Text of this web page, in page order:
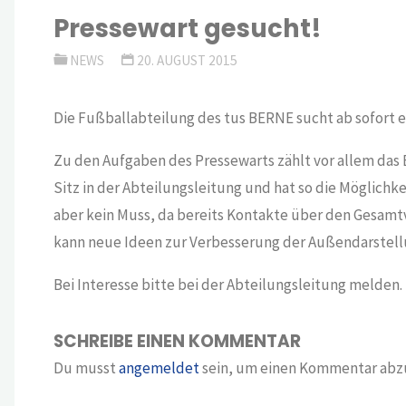
Pressewart gesucht!
NEWS 20. AUGUST 2015
Die Fußballabteilung des tus BERNE sucht ab sofort
Zu den Aufgaben des Pressewarts zählt vor allem
Sitz in der Abteilungsleitung und hat so die
aber kein Muss, da bereits Kontakte über den
kann neue Ideen zur Verbesserung der
Bei Interesse bitte bei der Abteilungsleitung melden.
SCHREIBE EINEN KOMMENTAR
Du musstangemeldetsein, um einen Kommentar